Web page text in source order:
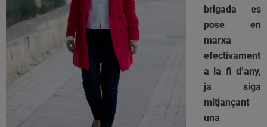
brigada es
pose en
marxa
efectivament
a la fi d’any,
ja siga
mitjançant
una